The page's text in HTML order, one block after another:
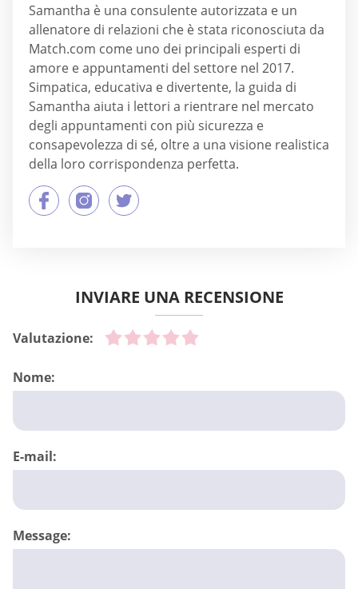
Samantha è una consulente autorizzata e un
allenatore di relazioni che è stata riconosciuta da
Match.com come uno dei principali esperti di
amore e appuntamenti del settore nel 2017.
Simpatica, educativa e divertente, la guida di
Samantha aiuta i lettori a rientrare nel mercato
degli appuntamenti con più sicurezza e
consapevolezza di sé, oltre a una visione realistica
della loro corrispondenza perfetta.
INVIARE UNA RECENSIONE
Valutazione:
Nome:
E-mail:
Message: